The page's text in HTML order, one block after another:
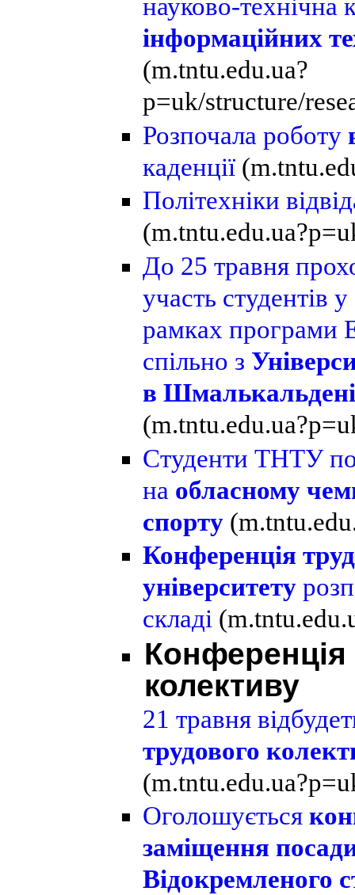
науково-технічна
інформаційних
(m.tntu.edu.ua?
p=uk/structure/
Розпочала роботу
каденції
Політехніки
До 25 травня
участь студентів
рамках програми
спільно з
в
Студенти ТНТУ
на обласному
спорту
Конференція
університету
складі
Конференція
колективу
21 травня
трудового
Оголошується
заміщення
Відокремленого